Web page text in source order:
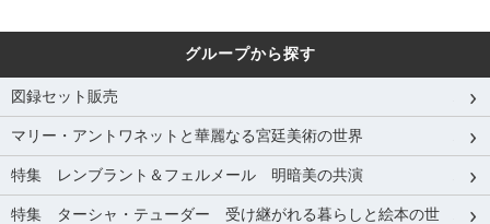
グループから探す
図録セット販売
マリー・アントワネットと華麗なる宮廷美術の世界
特集 レンブラント＆フェルメール 明暗美の共演
特集 ターシャ・テューダー 受け継がれる暮らしと絵本の世